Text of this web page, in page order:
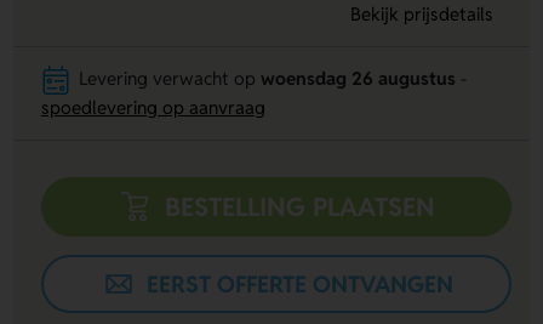
Bekijk prijsdetails
Levering verwacht op woensdag 26 augustus
spoedlevering op aanvraag
BESTELLING PLAATSEN
EERST OFFERTE ONTVANGEN